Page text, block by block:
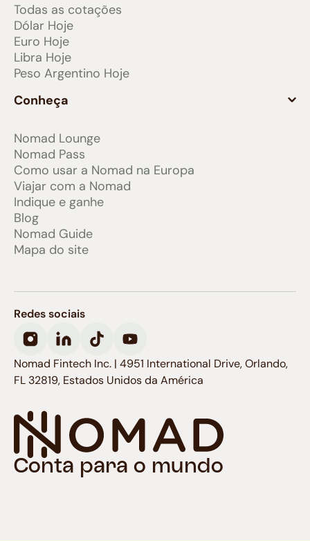
Todas as cotações
Dólar Hoje
Euro Hoje
Libra Hoje
Peso Argentino Hoje
Conheça
Nomad Lounge
Nomad Pass
Como usar a Nomad na Europa
Viajar com a Nomad
Indique e ganhe
Blog
Nomad Guide
Mapa do site
Conta para o mundo
Redes sociais
Nomad Fintech Inc. | 4951 International Drive, Orlando,
FL 32819, Estados Unidos da América